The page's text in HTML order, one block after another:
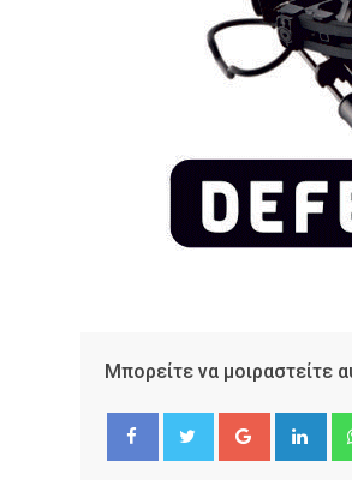
Μπορείτε να μοιραστείτε
Google+